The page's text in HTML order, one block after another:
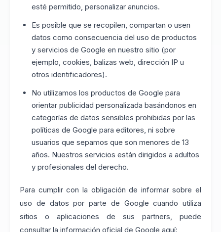
esté permitido, personalizar anuncios.
Es posible que se recopilen, compartan o usen
datos como consecuencia del uso de productos
y servicios de Google en nuestro sitio (por
ejemplo, cookies, balizas web, dirección IP u
otros identificadores).
No utilizamos los productos de Google para
orientar publicidad personalizada basándonos en
categorías de datos sensibles prohibidas por las
políticas de Google para editores, ni sobre
usuarios que sepamos que son menores de 13
años. Nuestros servicios están dirigidos a adultos
y profesionales del derecho.
Para cumplir con la obligación de informar sobre el
uso de datos por parte de Google cuando utiliza
sitios o aplicaciones de sus partners, puede
consultar la información oficial de Google aquí: